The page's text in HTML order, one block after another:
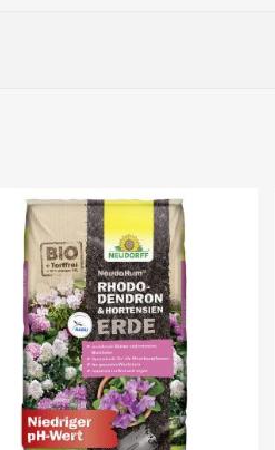
herausgeschnitten.